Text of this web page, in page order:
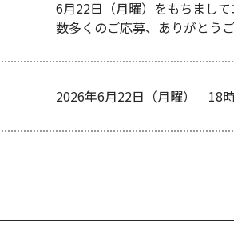
6月22日（月曜）をもちまし
数多くのご応募、ありがとう
2026年6月22日（月曜） 18